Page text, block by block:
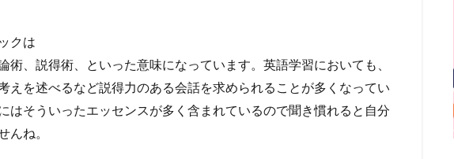
クは
術、説得術、といった意味になっています。英語学習においても、
えを述べるなど説得力のある会話を求められることが多くなってい
はそういったエッセンスが多く含まれているので聞き慣れると自分
んね。